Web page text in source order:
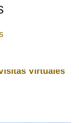
Virtuales